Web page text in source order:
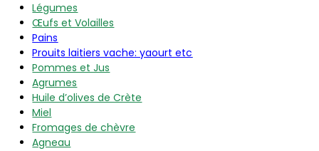
Légumes
Œufs et Volailles
Pains
Prouits laitiers vache: yaourt etc
Pommes et Jus
Agrumes
Huile d’olives de Crète
Miel
Fromages de chèvre
Agneau